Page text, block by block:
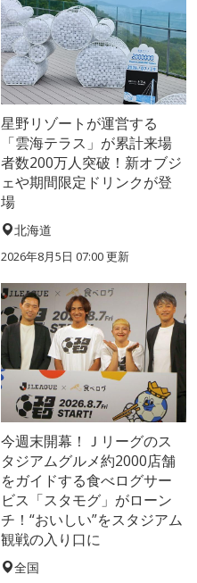
星野リゾートが運営する
「雲海テラス」が累計来場
者数200万人突破！新オブジ
ェや期間限定ドリンクが登
場
北海道
2026年8月5日 07:00更新
今週末開幕！Ｊリーグのス
タジアムグルメ約2000店舗
をガイドする食べログサー
ビス「スタモグ」がローン
チ！“おいしい”をスタジアム
観戦の入り口に
全国